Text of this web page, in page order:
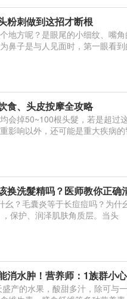
粉刺做到这招才断根
地方呢？是眼尾的小细纹、嘴
鼻子是与人见面时，第一眼看
食、头皮按摩全攻略
会掉50~100根头髮，若是超过
影响以外，还可能是重大疾病
换洗髮精吗？医师教你正确
幺？毛囊炎等于长痘痘吗？为什
保护、润泽肌肤角质层。当头
消水肿！营养师：1族群小